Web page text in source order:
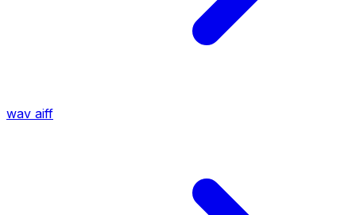
wav aiff